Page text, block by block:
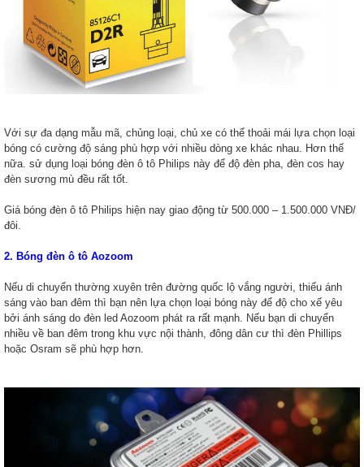
Với sự đa dạng mẫu mã, chủng loại, chủ xe có thể thoải mái lựa chọn loại
bóng có cường độ sáng phù hợp với nhiều dòng xe khác nhau. Hơn thế
nữa. sử dụng loại bóng đèn ô tô Philips này để độ đèn pha, đèn cos hay
đèn sương mù đều rất tốt.
Giá bóng đèn ô tô Philips hiện nay giao động từ 500.000 – 1.500.000 VNĐ/
đôi.
2. Bóng đèn ô tô Aozoom
Nếu di chuyển thường xuyên trên đường quốc lộ vắng người, thiếu ánh
sáng vào ban đêm thì bạn nên lựa chọn loại bóng này để độ cho xế yêu
bởi ánh sáng do đèn led Aozoom phát ra rất mạnh. Nếu bạn di chuyển
nhiều về ban đêm trong khu vực nội thành, đông dân cư thì đèn Phillips
hoặc Osram sẽ phù hợp hơn.